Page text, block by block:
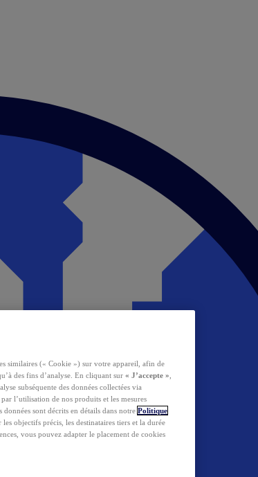
similaires (« Cookie ») sur votre appareil, afin de
des fins d’analyse. En cliquant sur « J’accepte »
subséquente des données collectées via
l’utilisation de nos produits et les mesures
sont décrits en détails dans notre Politique
les objectifs précis, les destinataires tiers et la durée
vous pouvez adapter le placement de cookies